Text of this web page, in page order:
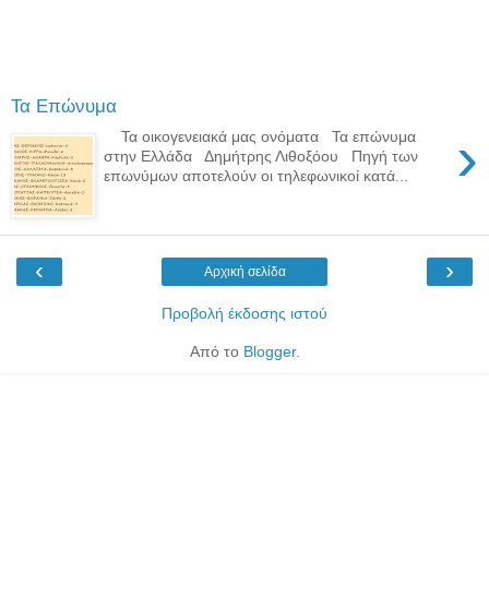
Τα Επώνυμα
›
Τα οικογενειακά μας ονόματα Τα επώνυμα
στην Ελλάδα Δημήτρης Λιθοξόου Πηγή των
επωνύμων αποτελούν οι τηλεφωνικοί κατά...
‹ ›
Αρχική σελίδα
Προβολή έκδοσης ιστού
Από το Blogger.